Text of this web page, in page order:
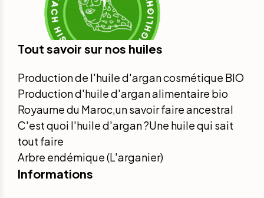
Tout savoir sur nos huiles
Production de l'huile d'argan cosmétique BIO
Production d'huile d'argan alimentaire bio
Royaume du Maroc,un savoir faire ancestral
C'est quoi l'huile d'argan ?Une huile qui sait
tout faire
Arbre endémique (L'arganier)
Informations